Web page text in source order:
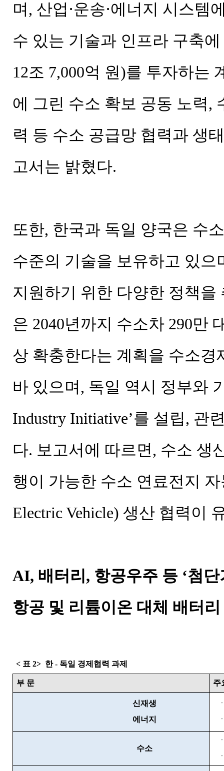
며, 산업⋅운송⋅에너지 시스템
수 있는 기술과 인프라 구축
12조 7,000억 원)를 투자하는
에 그린 수소 확보 공동 노력,
력 등 수소 공급망 협력과 생
고서는 밝혔다.
또한, 한국과 독일 양국은 수
수준의 기술을 보유하고 있
지원하기 위한 다양한 정책을
은 2040년까지 수소차 290만
상 확충한다는 계획을 수소경
바 있으며, 독일 역시 정부와
Industry Initiative’를 설립, 관
다. 보고서에 따르면, 수소 생
행이 가능한 수소 연료전지 자
Electric Vehicle) 생산 협력이
AI, 배터리, 항공우주 등 ‘첨
항공 및 리튬이온 대체 배터
< 표 2> 한- 독일 경제협력 과제
부 문 주
신재생
에너지
수소